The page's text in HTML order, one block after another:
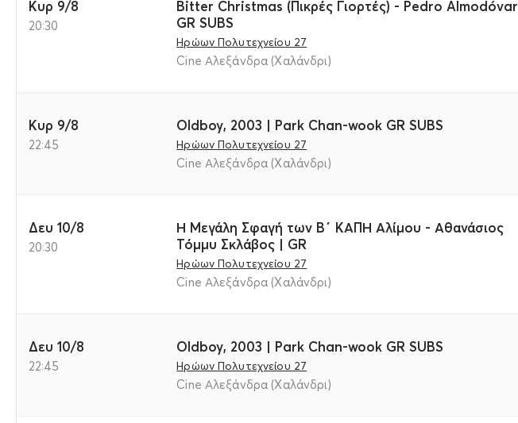
Κυρ 9/8
20:30
Bitter Christmas (Πικρές Γιορτές) - Pedro Almodóvar
GR SUBS
Ηρώων Πολυτεχνείου 27
Cine Αλεξάνδρα (Χαλάνδρι)
Κυρ 9/8
22:45
Oldboy, 2003 | Park Chan-wook GR SUBS
Ηρώων Πολυτεχνείου 27
Cine Αλεξάνδρα (Χαλάνδρι)
Δευ 10/8
20:30
Η Μεγάλη Σφαγή των Β΄ ΚΑΠΗ Αλίμου - Αθανάσιος
Τόμμυ Σκλάβος | GR
Ηρώων Πολυτεχνείου 27
Cine Αλεξάνδρα (Χαλάνδρι)
Δευ 10/8
22:45
Oldboy, 2003 | Park Chan-wook GR SUBS
Ηρώων Πολυτεχνείου 27
Cine Αλεξάνδρα (Χαλάνδρι)